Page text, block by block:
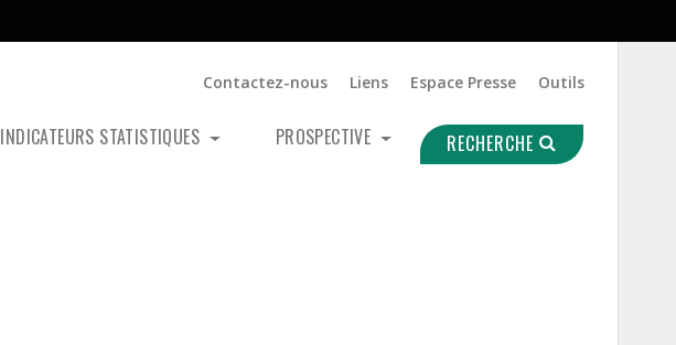
Contactez-nous Liens Espace Presse Outils
INDICATEURS STATISTIQUES PROSPECTIVE RECHERCHE